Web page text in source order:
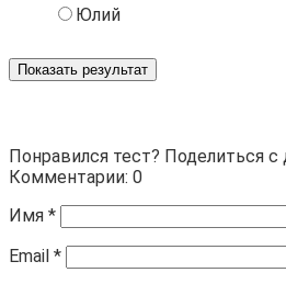
Юлий
Показать результат
Понравился тест? Поделиться с
Комментарии: 0
Имя *
Email *